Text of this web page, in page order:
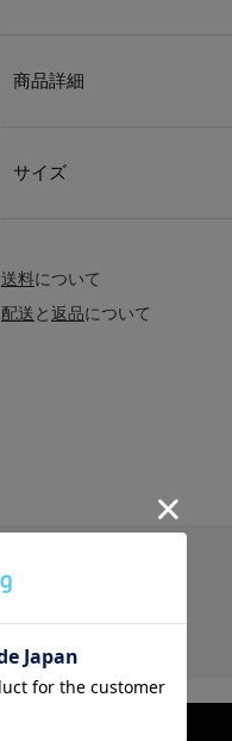
商品詳細
サイズ
送料について
配送と返品について